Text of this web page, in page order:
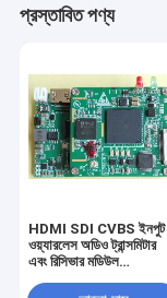
প্রস্তাবিত পণ্য
HDMI SDI CVBS ইনপুট
ওয়্যারলেস অডিও ট্রান্সমিটার
এবং রিসিভার মডিউল